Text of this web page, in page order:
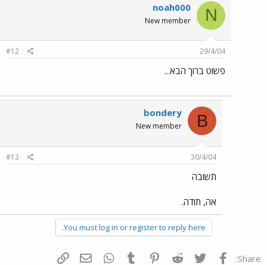
N
noah000
New member
29/4/04
#12
פשוט ברוך הבא...
B
bondery
New member
30/4/04
#13
תשובה
אה, תודה.
You must log in or register to reply here.
Share: פייסבוק Twitter
Reddit
Pinterest
Tumblr
WhatsAppדואר אלקטרוני